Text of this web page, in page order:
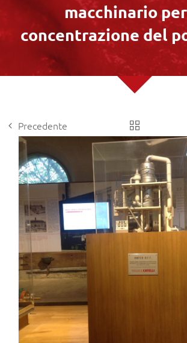
macchinario
concentrazione del
Precedente
View
Larger
Image